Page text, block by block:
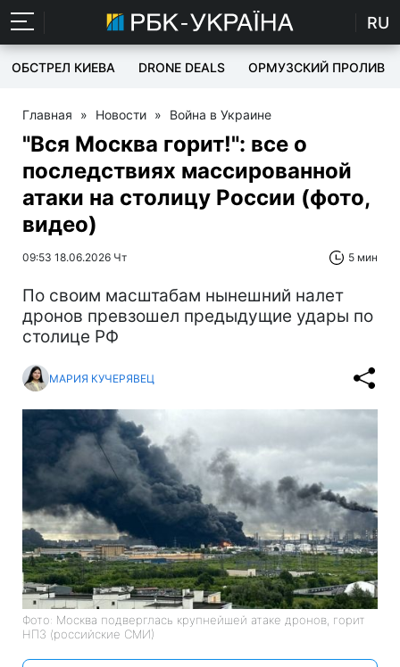
RU
ОБСТРЕЛ КИЕВА DRONE DEALS ОРМУЗСКИЙ ПРОЛИВ
Главная » Новости » Война в Украине
"Вся Москва горит!": все о
последствиях массированной
атаки на столицу России (фото,
видео)
09:53 18.06.2026 Чт 5 мин
По своим масштабам нынешний налет
дронов превзошел предыдущие удары по
столице РФ
МАРИЯ КУЧЕРЯВЕЦ
Фото: Москва подверглась крупнейшей атаке дронов, горит
НПЗ (российские СМИ)